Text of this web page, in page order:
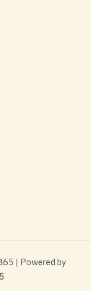
| Powered by